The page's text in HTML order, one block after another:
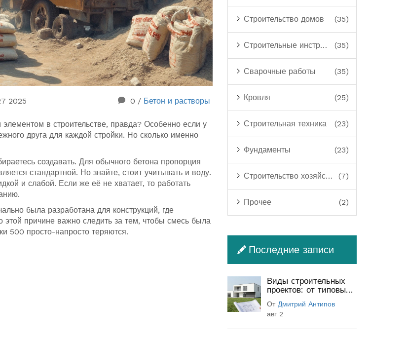
2025 0 / Бетон и растворы
в строительстве, правда? Особенно если у
друга для каждой стройки. Но сколько именно
создавать. Для обычного бетона пропорция
стандартной. Но знайте, стоит учитывать и воду.
и слабой. Если же её не хватает, то работать
была разработана для конструкций, где
причине важно следить за тем, чтобы смесь была
500 просто-напросто теряются.
Строительство домов (35)
Строительные инструменты (35)
Сварочные работы (35)
Кровля (25)
Строительная техника (23)
Фундаменты (23)
Строительство хозяйственных построек (7)
Прочее (2)
Последние записи
Виды строительных
проектов: от типовых
(полный гид)
От Дмитрий Антипов
авг 2